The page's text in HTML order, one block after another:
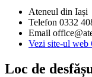
Ateneul din Iași
Telefon 0332
Email
Vezi site-ul web
Loc de